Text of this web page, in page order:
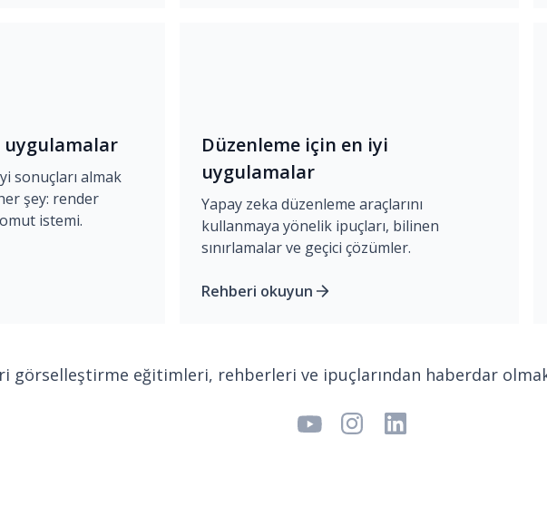
uygulamalar
sonuçları almak
şey: render
istemi.
Düzenleme için en iyi
uygulamalar
Yapay zeka düzenleme araçlarını
kullanmaya yönelik ipuçları, bilinen
sınırlamalar ve geçici çözümler.
Rehberi okuyun
görselleştirme eğitimleri, rehberleri ve ipuçlarından haberdar